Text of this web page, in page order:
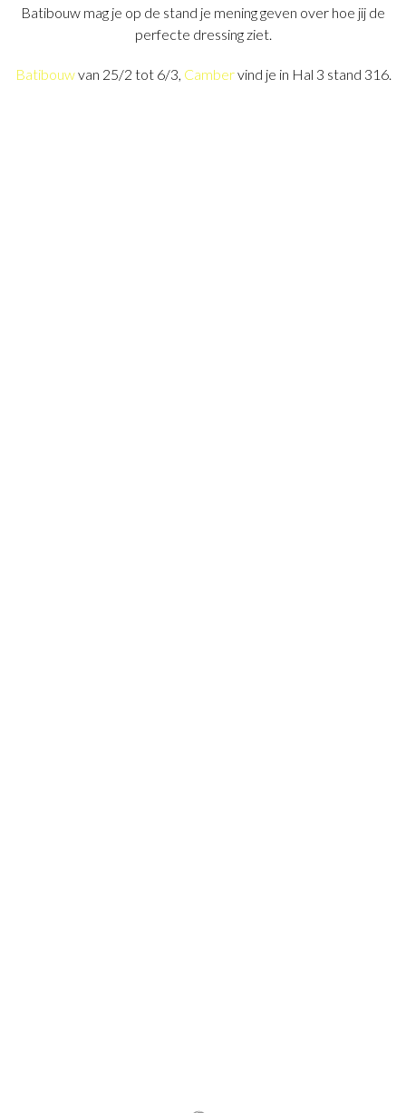
Batibouw mag je op de stand je mening geven over hoe jij de
perfecte dressing ziet.
Batibouwvan 25/2 tot 6/3, Cambervind je in Hal 3 stand 316.